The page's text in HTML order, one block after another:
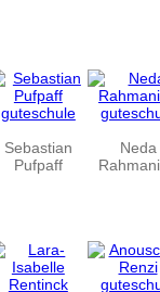
Sebastian
Pufpaff
Neda